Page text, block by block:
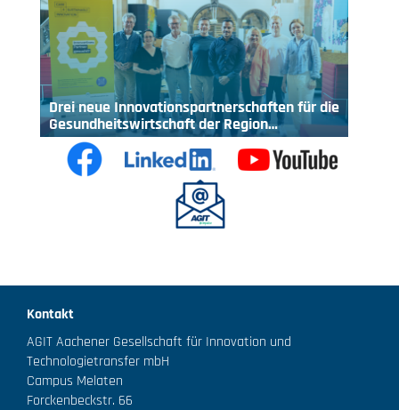
Drei neue Innovationspartnerschaften für die
Gesundheitswirtschaft der Region…
Kontakt
AGIT Aachener Gesellschaft für Innovation und
Technologietransfer mbH
Campus Melaten
Forckenbeckstr. 66